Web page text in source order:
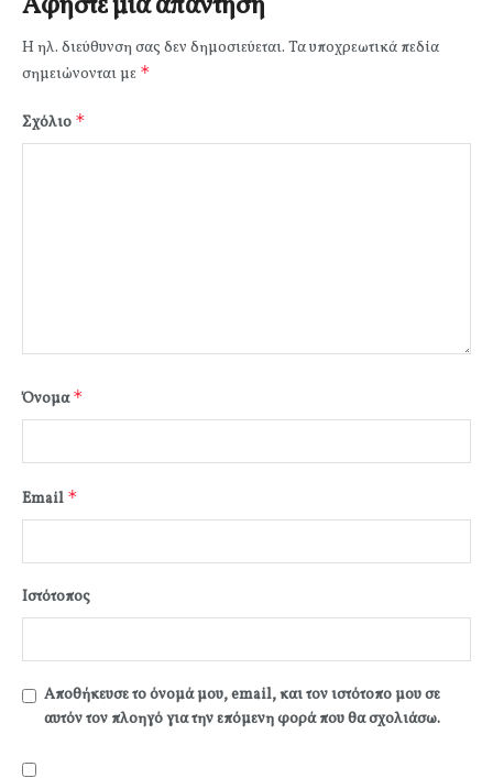
Η ηλ. διεύθυνση σας δεν δημοσιεύεται. Τα υποχρεωτικά πεδία
σημειώνονται με *
Σχόλιο *
Όνομα*
Email *
Ιστότοπος
Αποθήκευσε το όνομά μου, email, και τον ιστότοπο μου σε
αυτόν τον πλοηγό για την επόμενη φορά που θα σχολιάσω.